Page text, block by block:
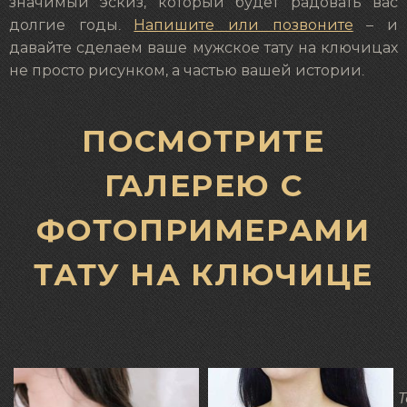
значимый эскиз, который будет радовать вас
долгие годы.Напишите или позвоните – и
давайте сделаем ваше мужское тату на ключицах
не просто рисунком, а частью вашей истории.
ПОСМОТРИТЕ
ГАЛЕРЕЮ С
ФОТОПРИМЕРАМИ
ТАТУ НА КЛЮЧИЦЕ